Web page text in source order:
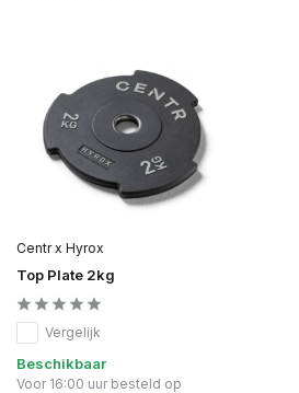
Centr x Hyrox
Top Plate 2kg
Vergelijk
Beschikbaar
Voor 16:00 uur besteld op